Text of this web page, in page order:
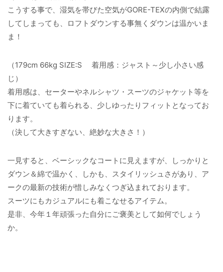
こうする事で、湿気を帯びた空気がGORE-TEXの内側で結露
してしまっても、ロフトダウンする事無くダウンは温かいま
ま！
（179cm 66kg SIZE:S 着用感：ジャスト～少し小さい感
じ）
着用感は、セーターやネルシャツ・スーツのジャケット等を
下に着ていても着られる、少しゆったりフィットとなってお
ります。
（決して大きすぎない、絶妙な大きさ！）
一見すると、ベーシックなコートに見えますが、しっかりと
ダウン＆綿で温かく、しかも、スタイリッシュさがあり、ア
ークの最新の技術が惜しみなくつぎ込まれております。
スーツにもカジュアルにも着こなせるアイテム。
是非、今年１年頑張った自分にご褒美として如何でしょう
か。